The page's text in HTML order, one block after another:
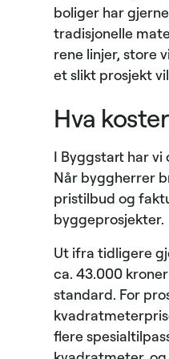
boliger har
tradisjonelle
rene linjer, store
et slikt prosjekt
Hva
I Byggstart har
Når byggherrer
pristilbud og
byggeprosjekter.
Ut ifra tidligere
ca. 43.000
standard. For
flere